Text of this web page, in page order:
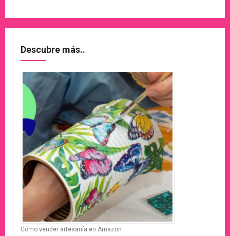
Descubre más..
Cómo vender artesanía en Amazon